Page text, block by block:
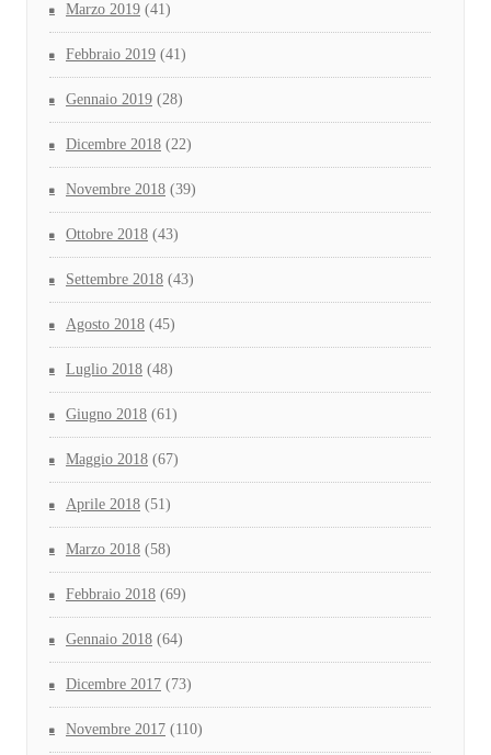
Marzo 2019 (41)
Febbraio 2019 (41)
Gennaio 2019 (28)
Dicembre 2018 (22)
Novembre 2018 (39)
Ottobre 2018 (43)
Settembre 2018 (43)
Agosto 2018 (45)
Luglio 2018 (48)
Giugno 2018 (61)
Maggio 2018 (67)
Aprile 2018 (51)
Marzo 2018 (58)
Febbraio 2018 (69)
Gennaio 2018 (64)
Dicembre 2017 (73)
Novembre 2017 (110)